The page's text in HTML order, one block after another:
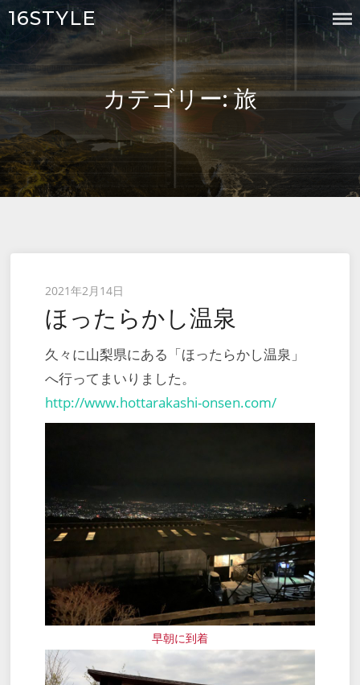
Skip
content
16STYLE
カテゴリー:旅
Posted
on
2021年2月14日
ほったらかし温泉
久々に山梨県にある「ほったらかし温泉」
へ行ってまいりました。
http://www.hottarakashi-onsen.com/
早朝に到着